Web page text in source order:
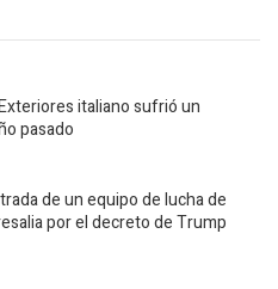
italiano sufrió un
pasado
de un equipo de lucha de
por el decreto de Trump